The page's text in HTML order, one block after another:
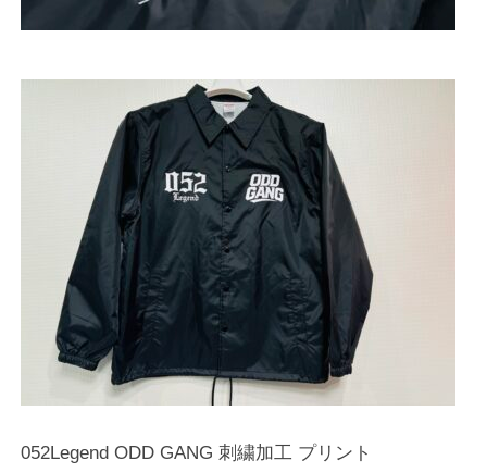
052Legend ODD GANG 刺繍加工 プリント